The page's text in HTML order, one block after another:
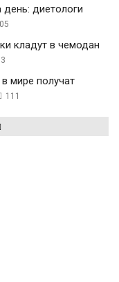
диетологи
кладут в чемодан
мире получат
111